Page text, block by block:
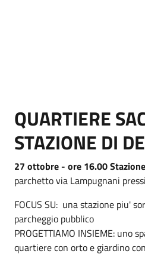
QUARTIERE
STAZIONE DI
27 ottobre - ore 16.00
parchetto via Lampugnani
FOCUS SU: una stazione piu'
parcheggio pubblico
PROGETTIAMO INSIEME: uno
quartiere con orto e giardino